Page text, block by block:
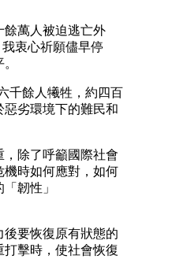
餘萬人被迫逃亡外
我衷心祈願儘早停
千餘人犧牲，約四百
劣環境下的難民和
除了呼籲國際社會
機時如何應對，如何
韌性」
後要恢復原有狀態的
打擊時，使社會恢復